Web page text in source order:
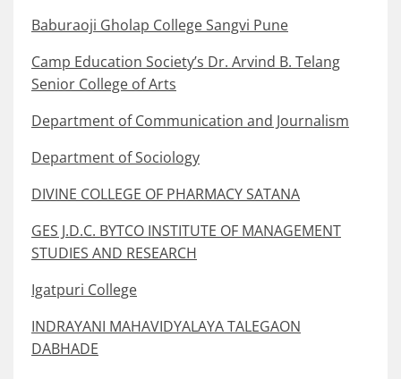
Baburaoji Gholap College Sangvi Pune
Camp Education Society’s Dr. Arvind B. Telang
Senior College of Arts
Department of Communication and Journalism
Department of Sociology
DIVINE COLLEGE OF PHARMACY SATANA
GES J.D.C. BYTCO INSTITUTE OF MANAGEMENT
STUDIES AND RESEARCH
Igatpuri College
INDRAYANI MAHAVIDYALAYA TALEGAON
DABHADE